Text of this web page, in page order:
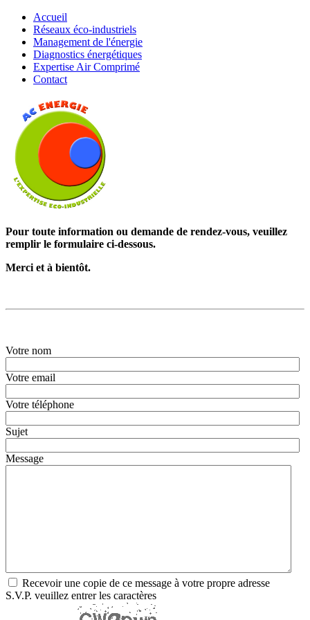
Accueil
Réseaux éco-industriels
Management de l'énergie
Diagnostics énergétiques
Expertise Air Comprimé
Contact
Pour toute information ou demande de rendez-vous, veuillez
remplir le formulaire ci-dessous.
Merci et à bientôt.
Votre nom
Votre email
Votre téléphone
Sujet
Message
Recevoir une copie de ce message à votre propre adresse
S.V.P. veuillez entrer les caractères